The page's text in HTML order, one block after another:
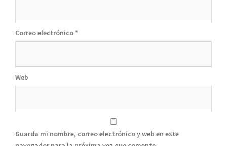
Correo electrónico *
Web
Guarda mi nombre, correo electrónico y web en este